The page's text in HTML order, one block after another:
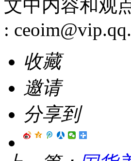
文中内容和观
:
收藏
邀请
分享到